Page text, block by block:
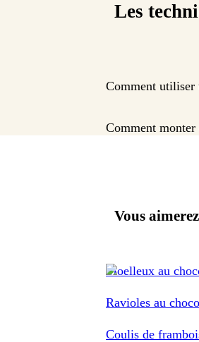
Les
Comment utiliser
Comment monter
Vous
Moelleux au
Ravioles au
Coulis de